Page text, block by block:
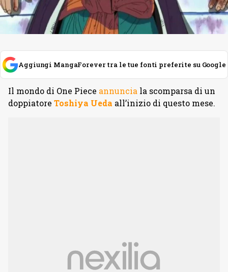
Aggiungi MangaForever tra le tue fonti preferite su Google
Il mondo di One Piece annuncia la scomparsa di un
doppiatore Toshiya Ueda all’inizio di questo mese.